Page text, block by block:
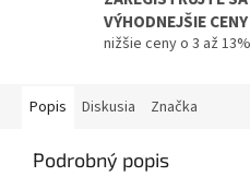
VÝHODNEJŠIE CENY
nižšie ceny o 3 až 13%
Popis Diskusia Značka
Podrobný popis